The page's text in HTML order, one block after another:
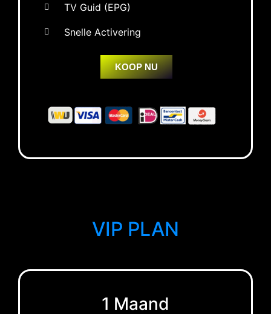
TV Guid (EPG)
Snelle Activering
KOOP NU
VIP PLAN
1 Maand